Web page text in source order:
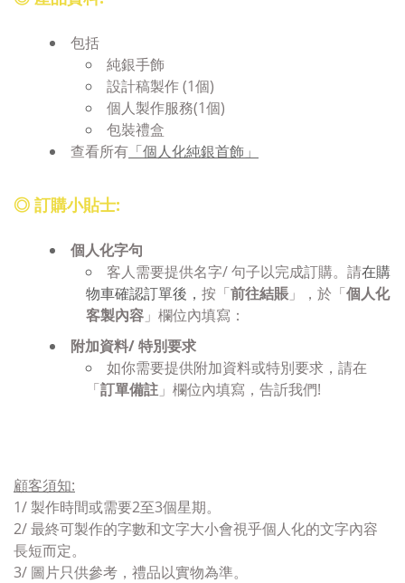
包括
純銀手飾
設計稿製作 (1個)
個人製作服務(1個)
包裝禮盒
查看所有 「個人化純銀首飾」
◎ 訂購小貼士:
個人化字句
客人需要提供名字/ 句子以完成訂購。請在購
物車確認訂單後， 按「前往結賬 」，於「個人化
客製內容 」欄位內填寫：
附加資料/ 特別要求
如你需要提供附加資料或特別要求，請在
「訂單備註 」欄位內填寫，告訢我們!
顧客須知:
1/製作時間或需要2至3個星期。
2/ 最終可製作的字數和文字大小會視乎個人化的文字內容
長短而定。
3/ 圖片只供參考，禮品以實物為準。